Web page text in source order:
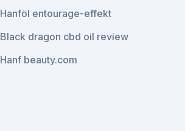
Hanföl entourage-effekt
Black dragon cbd oil review
Hanf beauty.com